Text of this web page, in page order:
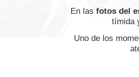
En las fotos del
tímida
Uno de los